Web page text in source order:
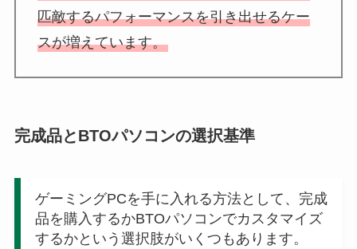
匹敵するパフォーマンスを引き出せるケー
スが増えています。
完成品とBTOパソコンの選択基準
ゲーミングPCを手に入れる方法として、完成
品を購入するかBTOパソコンでカスタマイズ
するかという選択肢がいくつもあります。